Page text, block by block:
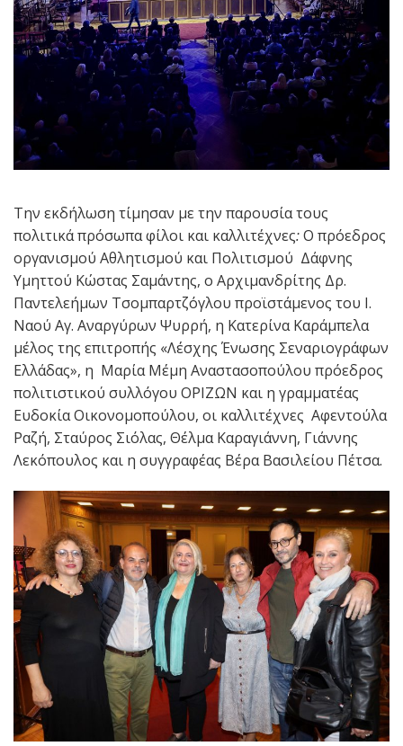
Την εκδήλωση τίμησαν με την παρουσία τους
πολιτικά πρόσωπα φίλοι και καλλιτέχνες:Ο πρόεδρος
οργανισμού Αθλητισμού και Πολιτισμού Δάφνης
Υμηττού Κώστας Σαμάντης, ο Αρχιμανδρίτης Δρ.
Παντελεήμων Τσομπαρτζόγλου προϊστάμενος του Ι.
Ναού Αγ. Αναργύρων Ψυρρή, η Κατερίνα Καράμπελα
μέλος της επιτροπής «Λέσχης Ένωσης Σεναριογράφων
Ελλάδας», η Μαρία Μέμη Αναστασοπούλου πρόεδρος
πολιτιστικού συλλόγου ΟΡΙΖΩΝ και η γραμματέας
Ευδοκία Οικονομοπούλου, οι καλλιτέχνες Αφεντούλα
Ραζή, Σταύρος Σιόλας, Θέλμα Καραγιάννη, Γιάννης
Λεκόπουλος και η συγγραφέας Βέρα Βασιλείου Πέτσα.